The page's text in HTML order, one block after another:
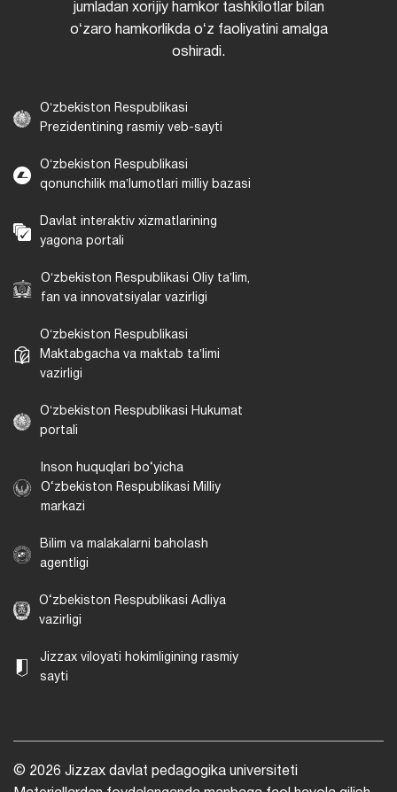
jumladan xorijiy hamkor tashkilotlar bilan
oʻzaro hamkorlikda oʻz faoliyatini amalga
oshiradi.
Oʻzbekiston Respublikasi
Prezidentining rasmiy veb-sayti
Oʻzbekiston Respublikasi
qonunchilik maʼlumotlari milliy bazasi
Davlat interaktiv xizmatlarining
yagona portali
Oʻzbekiston Respublikasi Oliy taʼlim,
fan va innovatsiyalar vazirligi
Oʻzbekiston Respublikasi
Maktabgacha va maktab taʼlimi
vazirligi
Oʻzbekiston Respublikasi Hukumat
portali
Inson huquqlari bo‘yicha
O‘zbekiston Respublikasi Milliy
markazi
Bilim va malakalarni baholash
agentligi
O‘zbekiston Respublikasi Adliya
vazirligi
Jizzax viloyati hokimligining rasmiy
sayti
© 2026 Jizzax davlat pedagogika universiteti